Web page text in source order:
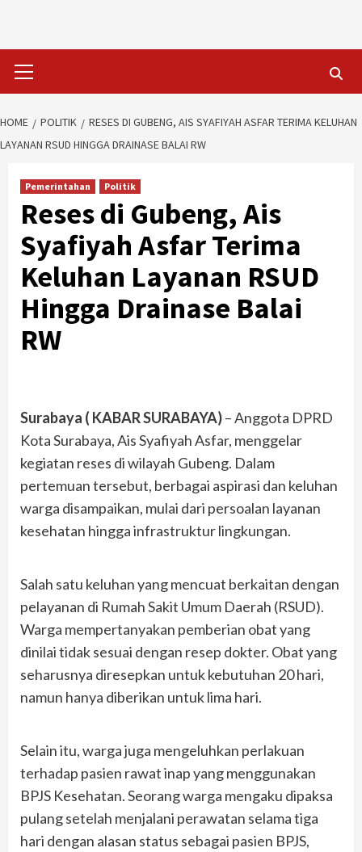
Menu
HOME POLITIK
RESES DI GUBENG, AIS SYAFIYAH ASFAR TERIMA KELUHAN
LAYANAN RSUD HINGGA DRAINASE BALAI RW
Pemerintahan Politik
Reses di Gubeng, Ais
Syafiyah Asfar Terima
Keluhan Layanan RSUD
Hingga Drainase Balai
RW
Surabaya ( KABAR SURABAYA)– Anggota DPRD
Kota Surabaya, Ais Syafiyah Asfar, menggelar
kegiatan reses di wilayah Gubeng. Dalam
pertemuan tersebut, berbagai aspirasi dan keluhan
warga disampaikan, mulai dari persoalan layanan
kesehatan hingga infrastruktur lingkungan.
Salah satu keluhan yang mencuat berkaitan dengan
pelayanan di Rumah Sakit Umum Daerah (RSUD).
Warga mempertanyakan pemberian obat yang
dinilai tidak sesuai dengan resep dokter. Obat yang
seharusnya diresepkan untuk kebutuhan 20 hari,
namun hanya diberikan untuk lima hari.
Selain itu, warga juga mengeluhkan perlakuan
terhadap pasien rawat inap yang menggunakan
BPJS Kesehatan. Seorang warga mengaku dipaksa
pulang setelah menjalani perawatan selama tiga
hari dengan alasan status sebagai pasien BPJS,